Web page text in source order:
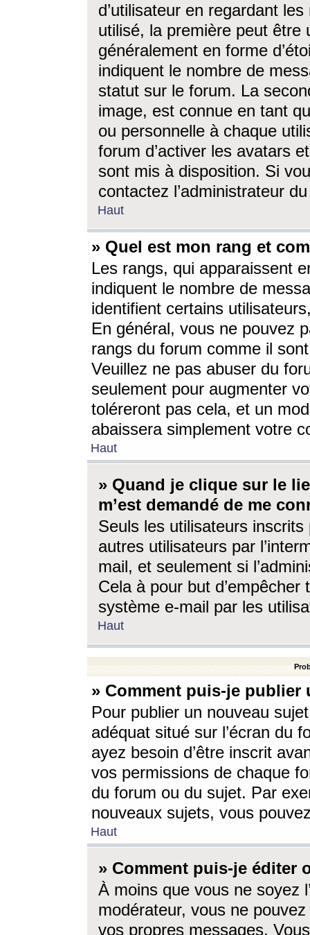
d’utilisateur en regardant
utilisé, la première peut être
généralement en forme
indiquent le nombre de
statut sur le forum. La
image, est connue en tant
ou personnelle à chaque
forum d’activer les avatars
sont mis à disposition. Si
contactez l’administrateur
Haut
» Quel est mon rang et
Les rangs, qui apparaissent
indiquent le nombre de
identifient certains
En général, vous ne pouvez
rangs du forum comme il
Veuillez ne pas abuser du
seulement pour augmenter
toléreront pas cela, et un
abaissera simplement votre
Haut
» Quand je clique sur le
m’est demandé de me
Seuls les utilisateurs
autres utilisateurs par
mail, et seulement si
Cela à pour but
système e-mail par les
Haut
» Comment puis-je
Pour publier un nouveau
adéquat situé sur l’écran du
ayez besoin d’être inscrit
vos permissions de chaque
du forum ou du sujet. Par
nouveaux sujets, vous
Haut
» Comment puis-je éditer
À moins que vous ne soyez
modérateur, vous ne
vos propres messages.